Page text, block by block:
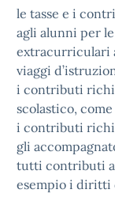
le tasse e i
agli alunni per
extracurriculari
viaggi
i contributi
scolastico,
i contributi
gli
tutti contributi a
esempio i diritti